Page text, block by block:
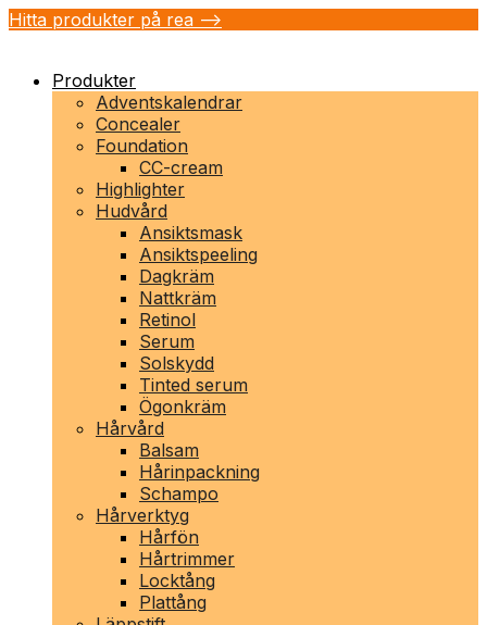
Hitta produkter på rea -->
Produkter
Adventskalendrar
Concealer
Foundation
CC-cream
Highlighter
Hudvård
Ansiktsmask
Ansiktspeeling
Dagkräm
Nattkräm
Retinol
Serum
Solskydd
Tinted serum
Ögonkräm
Hårvård
Balsam
Hårinpackning
Schampo
Hårverktyg
Hårfön
Hårtrimmer
Locktång
Plattång